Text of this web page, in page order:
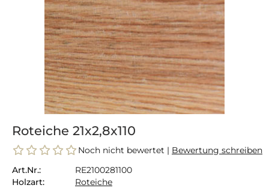
Roteiche 21x2,8x110
Noch nicht bewertet | Bewertung schreiben
Art.Nr.:
RE2100281100
Holzart:
Roteiche